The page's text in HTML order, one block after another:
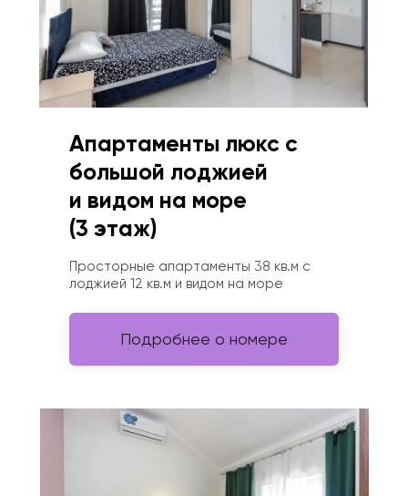
Подробнее о номере
Апартаменты люкс с
большой лоджией
и видом на море
‌(3 этаж)
Просторные апартаменты 38 кв.м с
лоджией 12 кв.м и видом на море